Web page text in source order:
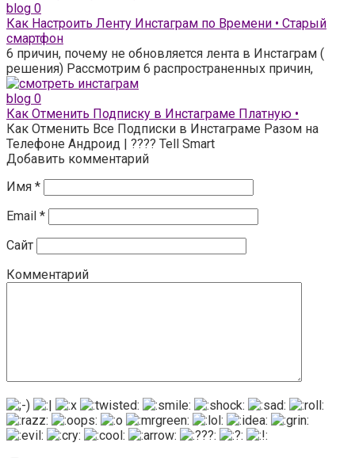
blog 0
Как Настроить Ленту Инстаграм по Времени • Старый
смартфон
6 причин, почему не обновляется лента в Инстаграм (
решения) Рассмотрим 6 распространенных причин,
blog 0
Как Отменить Подписку в Инстаграме Платную •
Как Отменить Все Подписки в Инстаграме Разом на
Телефоне Андроид | ???? Tell Smart
Добавить комментарий
Имя *
Email *
Сайт
Комментарий